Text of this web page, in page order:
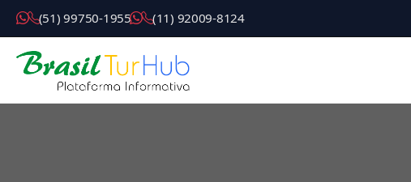
( 5 1 ) 9 9 7 5 0 - 1 9 5 5 ( 1 1 ) 9 2 0 0 9 - 8 1 2 4